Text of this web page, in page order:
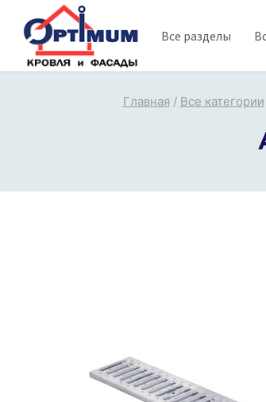
содержимому
Все разделы
Главная / Все категории